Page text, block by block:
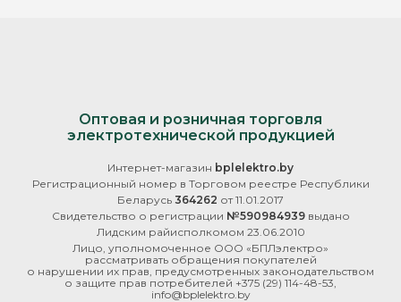
Оптовая и розничная торговля
электротехнической продукцией
Интернет-магазин bplelektro.by
Регистрационный номер в Торговом реестре Республики
Беларусь 364262 от 11.01.2017
Свидетельство о регистрации №590984939выдано
Лидским райисполкомом 23.06.2010
Лицо, уполномоченное ООО «БПЛэлектро»
рассматривать обращения покупателей
о нарушении их прав, предусмотренных законодательством
о защите прав потребителей +375 (29) 114-48-53
info@bplelektro.by